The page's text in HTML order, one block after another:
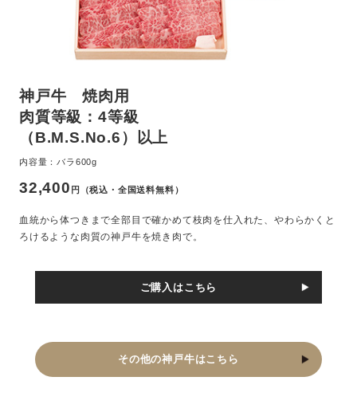
神戸牛 焼肉用
肉質等級：4等級
（B.M.S.No.6）以上
内容量：バラ600g
32,400 円（税込・全国送料無料）
血統から体つきまで全部目で確かめて枝肉を仕入れた、やわらかくと
ろけるような肉質の神戸牛を焼き肉で。
ご購入はこちら
その他の神戸牛はこちら